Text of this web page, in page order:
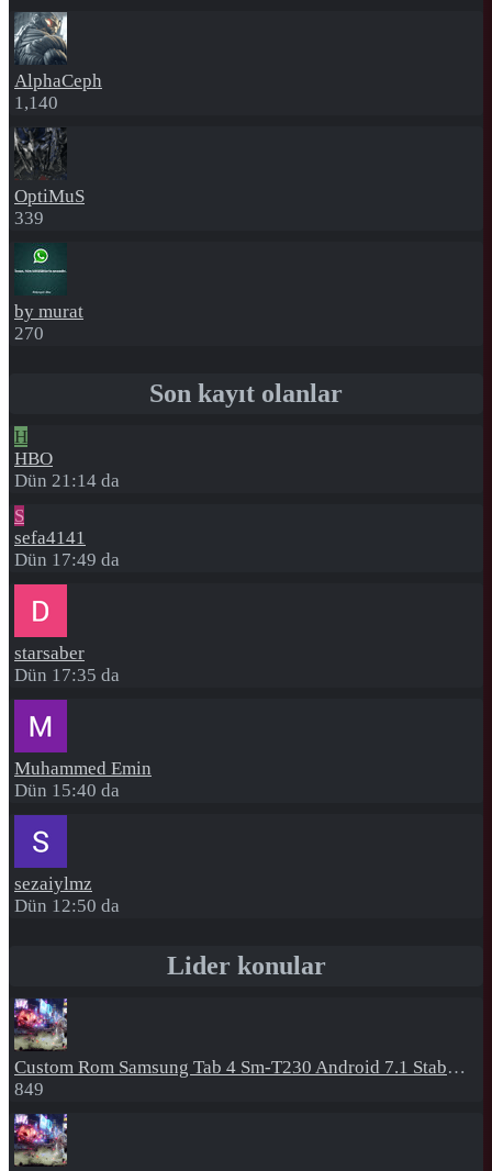
AlphaCeph
1,140
OptiMuS
339
by murat
270
Son kayıt olanlar
H
HBO
Dün 21:14 da
S
sefa4141
Dün 17:49 da
starsaber
Dün 17:35 da
Muhammed Emin
Dün 15:40 da
sezaiylmz
Dün 12:50 da
Lider konular
Custom Rom Samsung Tab 4 Sm-T230 Android 7.1 Stabil Eba Destekli Yazılım
849